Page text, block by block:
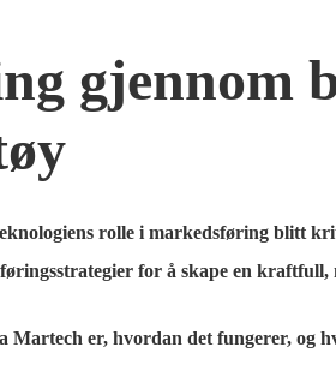
gjennom
rolle i markedsføring blitt
for å skape en
er, hvordan det fungerer, og